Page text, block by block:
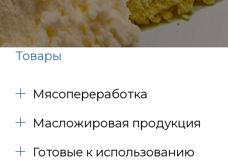
Товары
Мясопереработка
Масложировая продукция
Готовые к использованию